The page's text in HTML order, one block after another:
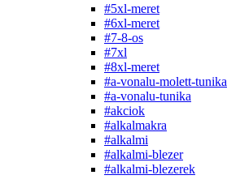
#5xl-meret
#6xl-meret
#7-8-os
#7xl
#8xl-meret
#a-vonalu-molett-tunika
#a-vonalu-tunika
#akciok
#alkalmakra
#alkalmi
#alkalmi-blezer
#alkalmi-blezerek